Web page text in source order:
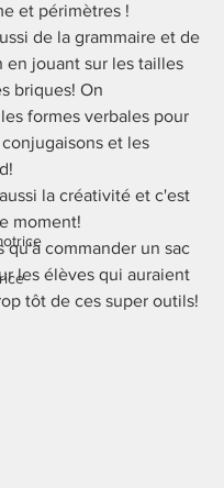
et périmètres !
de la grammaire et de
en jouant sur les tailles
briques! On
formes verbales pour
et les
la créativité et c'est
moment!
qu'à commander un sac
les élèves qui auraient
tôt de ces super outils!